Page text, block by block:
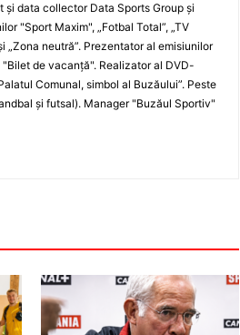
data collector Data Sports Group şi
"Sport Maxim", „Fotbal Total”, „TV
„Zona neutră”. Prezentator al emisiunilor
"Bilet de vacanţă". Realizator al DVD-
Comunal, simbol al Buzăului”. Peste
şi futsal). Manager "Buzăul Sportiv"